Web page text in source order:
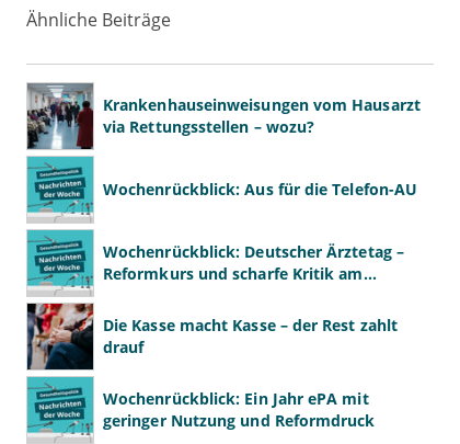
Ähnliche Beiträge
Krankenhauseinweisungen vom Hausarzt
via Rettungsstellen – wozu?
Wochenrückblick: Aus für die Telefon-AU
Wochenrückblick: Deutscher Ärztetag –
Reformkurs und scharfe Kritik am
Die Kasse macht Kasse – der Rest zahlt
drauf
Wochenrückblick: Ein Jahr ePA mit
geringer Nutzung und Reformdruck